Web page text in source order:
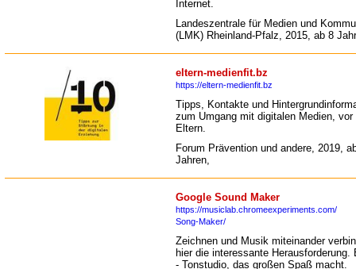
Internet.
Landeszentrale für Medien und
(LMK) Rheinland-Pfalz, 2015, ab 8
eltern-medienfit.bz
https://eltern-medienfit.bz
Tipps, Kontakte und
zum Umgang mit digitalen Medien, vor
Eltern.
Forum Prävention und andere, 2019,
Jahren,
Google Sound Maker
https://musiclab.chromeexperiments.com/
Song-Maker/
Zeichnen und Musik miteinander
hier die interessante Herausforderung.
- Tonstudio, das großen Spaß macht.